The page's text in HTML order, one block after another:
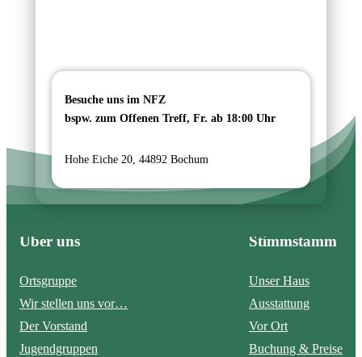
Besuche uns im NFZ
bspw. zum Offenen Treff, Fr. ab 18:00 Uhr
Hohe Eiche 20, 44892 Bochum
Über uns
Ortsgruppe
Wir stellen uns vor…
Der Vorstand
Jugendgruppen
Stimmstamm
Unser Haus
Ausstattung
Vor Ort
Buchung & Preise